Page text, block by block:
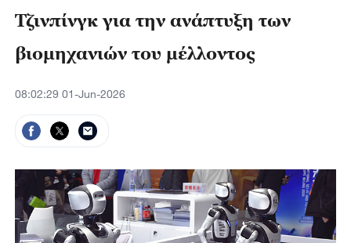
Τζινπίνγκ για την ανάπτυξη των
βιομηχανιών του μέλλοντος
08:02:29 01-Jun-2026